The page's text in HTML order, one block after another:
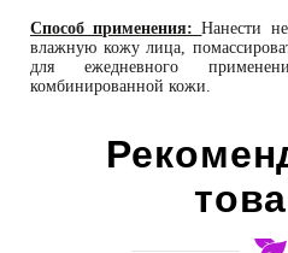
Способ применения:Нанести
влажную кожу лица,
для ежедневного
комбинированной кожи.